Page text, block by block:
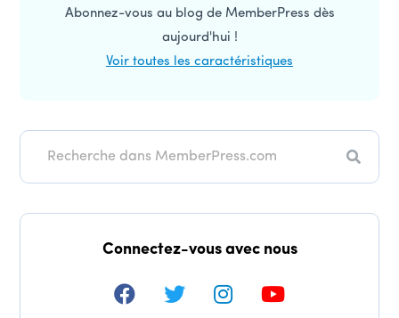
Abonnez-vous au blog de MemberPress dès
aujourd'hui !
Voir toutes les caractéristiques
Connectez-vous avec nous